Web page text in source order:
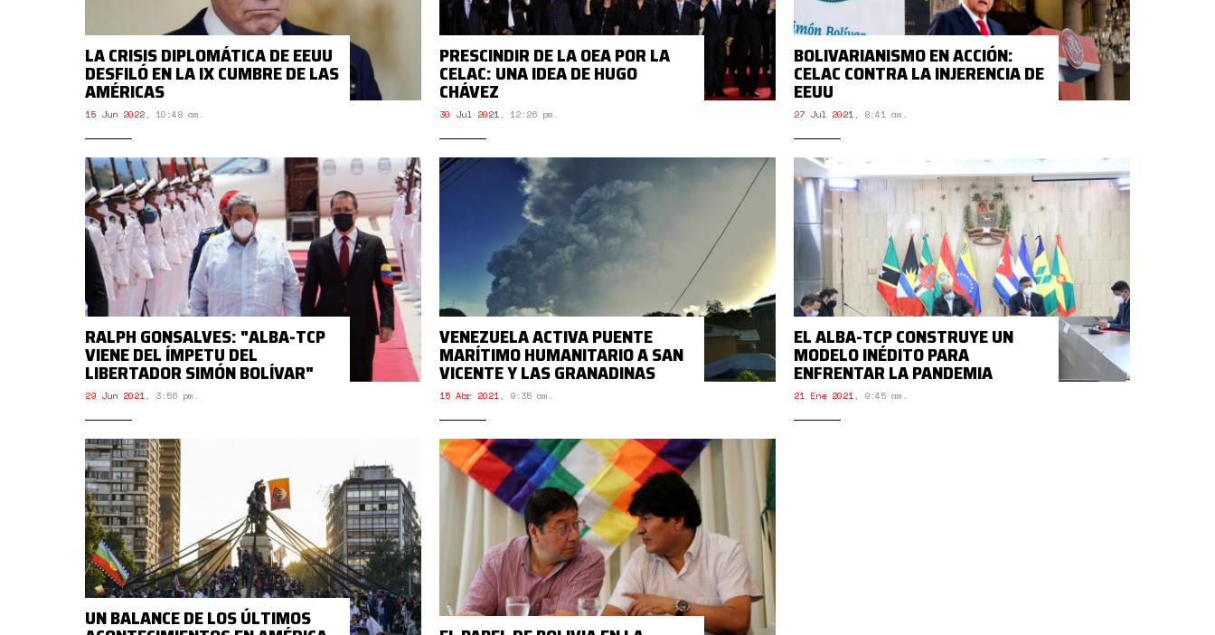
LA CRISIS DIPLOMÁTICA DE EEUU
DESFILÓ EN LA IX CUMBRE DE LAS
AMÉRICAS
15 Jun 2022, 10:48 am.
PRESCINDIR DE LA OEA POR LA
CELAC: UNA IDEA DE HUGO
CHÁVEZ
30 Jul 2021, 12:26 pm.
BOLIVARIANISMO EN ACCIÓN:
CELAC CONTRA LA INJERENCIA DE
EEUU
27 Jul 2021, 8:41 am.
RALPH GONSALVES: "ALBA-TCP
VIENE DEL ÍMPETU DEL
LIBERTADOR SIMÓN BOLÍVAR"
29 Jun 2021, 3:56 pm.
VENEZUELA ACTIVA PUENTE
MARÍTIMO HUMANITARIO A SAN
VICENTE Y LAS GRANADINAS
15 Abr 2021, 9:35 am.
EL ALBA-TCP CONSTRUYE UN
MODELO INÉDITO PARA
ENFRENTAR LA PANDEMIA
21 Ene 2021, 9:45 am.
UN BALANCE DE LOS ÚLTIMOS